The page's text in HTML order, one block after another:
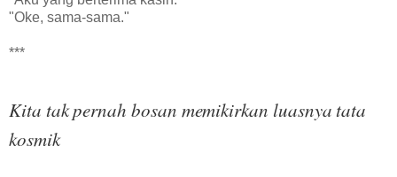
"Oke, sama-sama."
***
Kita tak pernah bosan memikirkan luasnya tata
kosmik